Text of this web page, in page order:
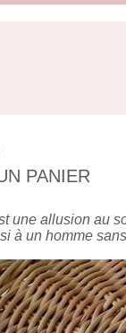
PANIER
une allusion au
à un homme